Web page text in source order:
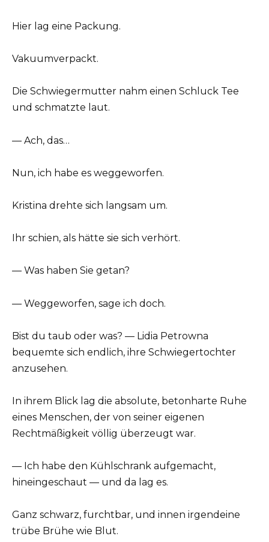
Hier lag eine Packung.
Vakuumverpackt.
Die Schwiegermutter nahm einen Schluck Tee
und schmatzte laut.
— Ach, das…
Nun, ich habe es weggeworfen.
Kristina drehte sich langsam um.
Ihr schien, als hätte sie sich verhört.
— Was haben Sie getan?
— Weggeworfen, sage ich doch.
Bist du taub oder was? — Lidia Petrowna
bequemte sich endlich, ihre Schwiegertochter
anzusehen.
In ihrem Blick lag die absolute, betonharte Ruhe
eines Menschen, der von seiner eigenen
Rechtmäßigkeit völlig überzeugt war.
— Ich habe den Kühlschrank aufgemacht,
hineingeschaut — und da lag es.
Ganz schwarz, furchtbar, und innen irgendeine
trübe Brühe wie Blut.